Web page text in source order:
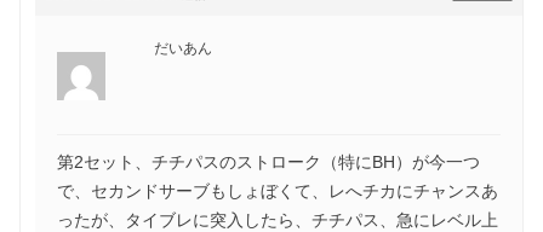
だいあん
第2セット、チチパスのストローク（特にBH）が今一つ
で、セカンドサーブもしょぼくて、レへチカにチャンスあ
ったが、タイブレに突入したら、チチパス、急にレベル上